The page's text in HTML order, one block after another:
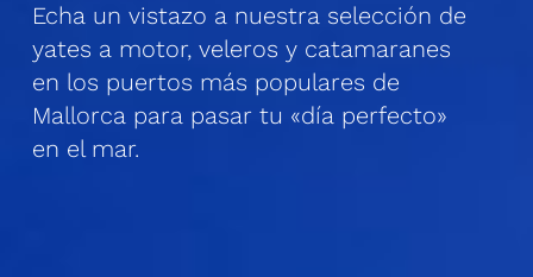
Echa un vistazo a nuestra selección de
yates a motor, veleros y catamaranes
en los puertos más populares de
Mallorca para pasar tu «día perfecto»
en el mar.